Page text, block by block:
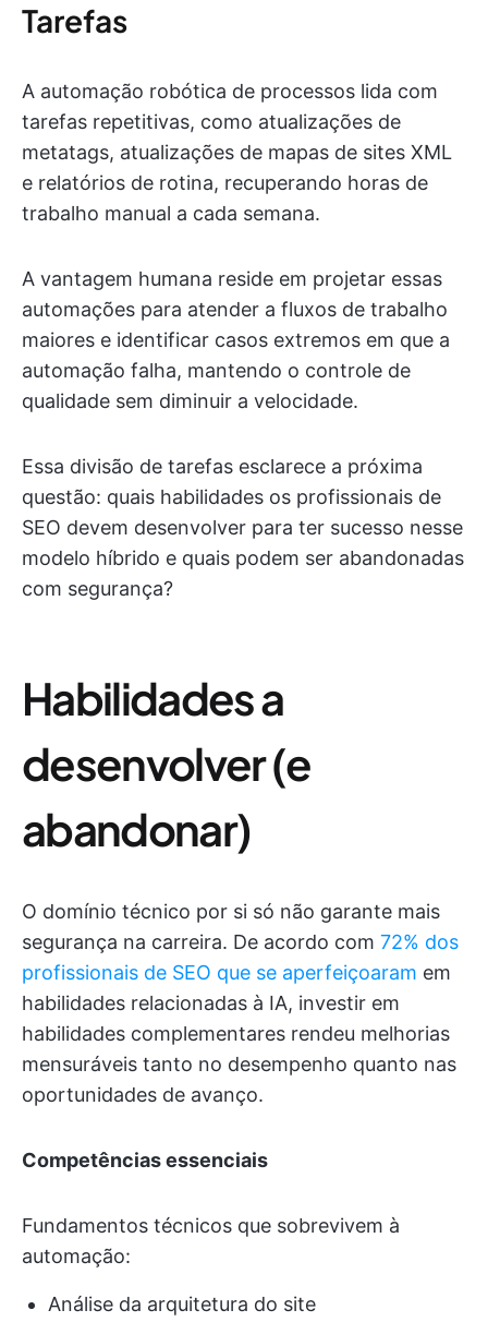
Tarefas
A automação robótica de processos lida com
tarefas repetitivas, como atualizações de
metatags, atualizações de mapas de sites XML
e relatórios de rotina, recuperando horas de
trabalho manual a cada semana.
A vantagem humana reside em projetar essas
automações para atender a fluxos de trabalho
maiores e identificar casos extremos em que a
automação falha, mantendo o controle de
qualidade sem diminuir a velocidade.
Essa divisão de tarefas esclarece a próxima
questão: quais habilidades os profissionais de
SEO devem desenvolver para ter sucesso nesse
modelo híbrido e quais podem ser abandonadas
com segurança?
Habilidades a
desenvolver (e
abandonar)
O domínio técnico por si só não garante mais
segurança na carreira. De acordo com 72% dos
profissionais de SEO que se aperfeiçoaram em
habilidades relacionadas à IA, investir em
habilidades complementares rendeu melhorias
mensuráveis tanto no desempenho quanto nas
oportunidades de avanço.
Competências essenciais
Fundamentos técnicos que sobrevivem à
automação:
Análise da arquitetura do site